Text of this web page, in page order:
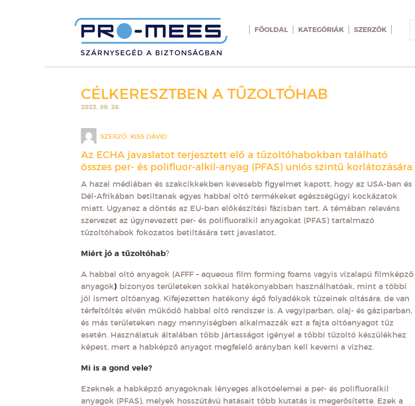
FŐOLDAL KATEGÓRIÁK SZERZŐK
CÉLKERESZTBEN A TŰZOLTÓHAB
2023. 09. 26.
SZERZŐ: KISS DÁVID
Az ECHA javaslatot terjesztett elő a tűzoltóhabokban található
összes per- és polifluor-alkil-anyag (PFAS) uniós szintű korlátozására.
A hazai médiában és szakcikkekben kevesebb figyelmet kapott, hogy az USA-ban és
Dél-Afrikában betiltanak egyes habbal oltó termékeket egészségügyi kockázatok
miatt. Ugyanez a döntés az EU-ban előkészítési fázisban tart. A témában releváns
szervezet az úgynevezett per- és polifluoralkil anyagokat (PFAS) tartalmazó
tűzoltóhabok fokozatos betiltására tett javaslatot.
Miért jó a tűzoltóhab?
A habbal oltó anyagok (AFFF – aqueous film forming foams vagyis vízalapú filmképző
anyagok) bizonyos területeken sokkal hatékonyabban használhatóak, mint a többi
jól ismert oltóanyag. Kifejezetten hatékony égő folyadékok tüzeinek oltására, de van
térfeltöltés elvén működő habbal oltó rendszer is. A vegyiparban, olaj- és gáziparban,
és más területeken nagy mennyiségben alkalmazzák ezt a fajta oltóanyagot tűz
esetén. Használatuk általában több jártasságot igényel a többi tűzoltó készülékhez
képest, mert a habképző anyagot megfelelő arányban kell keverni a vízhez.
Mi is a gond vele?
Ezeknek a habképző anyagoknak lényeges alkotóelemei a per- és polifluoralkil
anyagok (PFAS), melyek hosszútávú hatásait több kutatás is megerősítette. Ezek a